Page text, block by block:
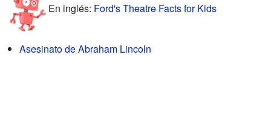
En inglés: Ford's Theatre Facts for Kids
Asesinato de Abraham Lincoln